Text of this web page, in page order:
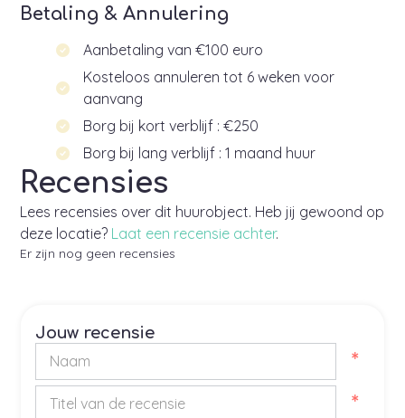
Betaling & Annulering
Aanbetaling van €100 euro
Kosteloos annuleren tot 6 weken voor
aanvang
Borg bij kort verblijf : €250
Borg bij lang verblijf : 1 maand huur
Recensies
Lees recensies over dit huurobject. Heb jij gewoond op
deze locatie? Laat een recensie achter.
Er zijn nog geen recensies
Jouw recensie
*
*